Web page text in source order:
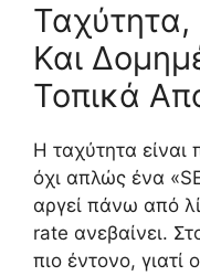
Ταχύτητα,
Και
Τοπικά
Η ταχύτητα είναι
όχι απλώς ένα
αργεί πάνω από
rate ανεβαίνει.
πιο έντονο, γιατί